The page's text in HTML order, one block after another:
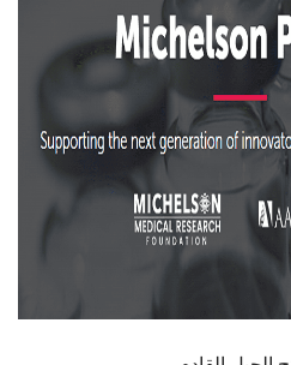
الدراسات العليا
الخريجين